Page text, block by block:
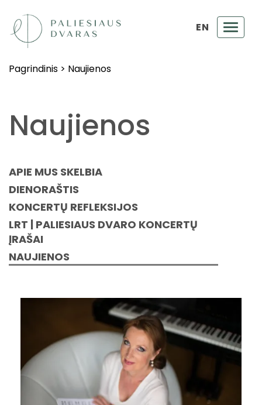
EN
Pagrindinis > Naujienos
Naujienos
APIE MUS SKELBIA
DIENORAŠTIS
KONCERTŲ REFLEKSIJOS
LRT | PALIESIAUS DVARO KONCERTŲ
ĮRAŠAI
NAUJIENOS